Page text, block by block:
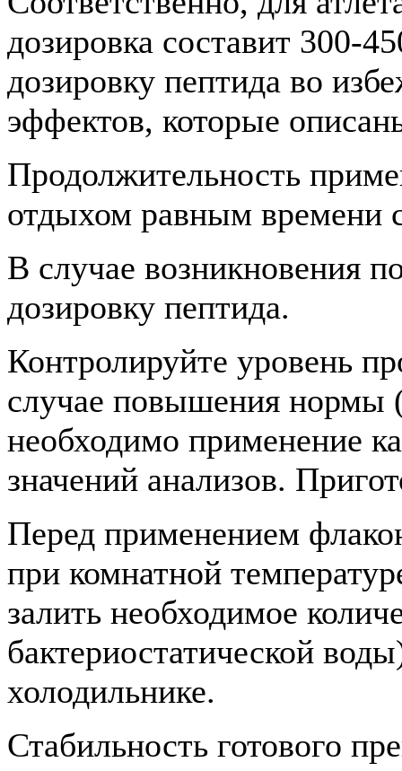
дозировка составит 300-
дозировку пептида во
эффектов, которые
Продолжительность
отдыхом равным времени
В случае возникновения
дозировку пептида.
Контролируйте уровень
случае повышения нормы
необходимо применение
значений анализов.
Перед применением
при комнатной
залить необходимое
бактериостатической
холодильнике.
Стабильность готового